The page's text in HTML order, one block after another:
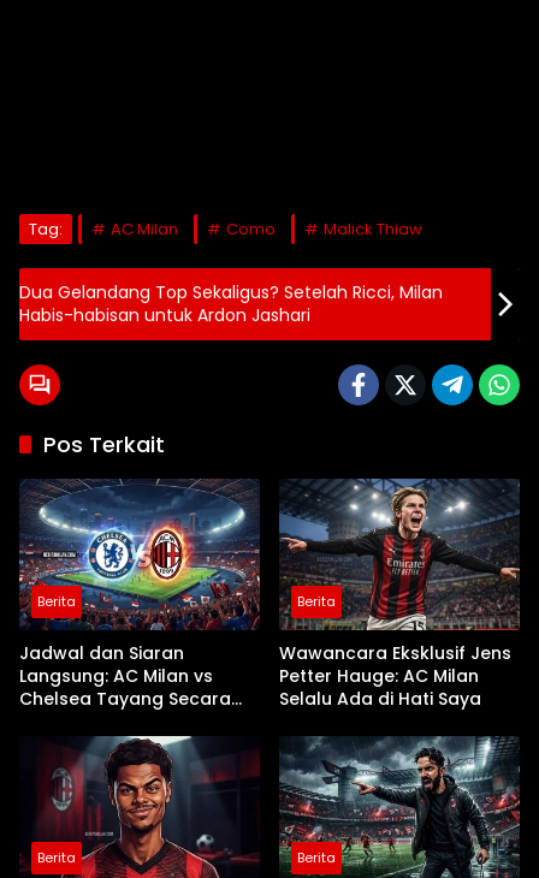
Tag: AC Milan Como Malick Thiaw
Dua Gelandang Top Sekaligus? Setelah Ricci, Milan
Habis-habisan untuk Ardon Jashari
Pos Terkait
Berita
Jadwal dan Siaran
Langsung: AC Milan vs
Chelsea Tayang Secara
Berita
Wawancara Eksklusif Jens
Petter Hauge: AC Milan
Selalu Ada di Hati Saya
Berita Berita